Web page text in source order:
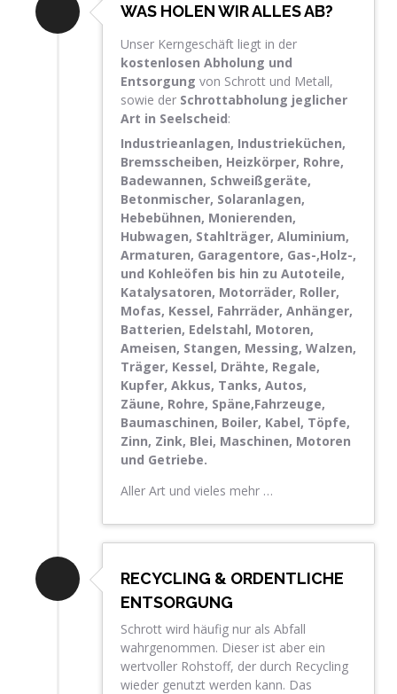
WAS HOLEN WIR ALLES AB?
Unser Kerngeschäft liegt in der
kostenlosen Abholung und
Entsorgung von Schrott und Metall,
sowie der Schrottabholung jeglicher
Art in Seelscheid:
Industrieanlagen, Industrieküchen,
Bremsscheiben, Heizkörper, Rohre,
Badewannen, Schweißgeräte,
Betonmischer, Solaranlagen,
Hebebühnen, Monierenden,
Hubwagen, Stahlträger, Aluminium,
Armaturen, Garagentore, Gas-,Holz-,
und Kohleöfen bis hin zu Autoteile,
Katalysatoren, Motorräder, Roller,
Mofas, Kessel, Fahrräder, Anhänger,
Batterien, Edelstahl, Motoren,
Ameisen, Stangen, Messing, Walzen,
Träger, Kessel, Drähte, Regale,
Kupfer, Akkus, Tanks, Autos,
Zäune, Rohre, Späne,Fahrzeuge,
Baumaschinen, Boiler, Kabel, Töpfe,
Zinn, Zink, Blei, Maschinen, Motoren
und Getriebe.
Aller Art und vieles mehr …
RECYCLING & ORDENTLICHE
ENTSORGUNG
Schrott wird häufig nur als Abfall
wahrgenommen. Dieser ist aber ein
wertvoller Rohstoff, der durch Recycling
wieder genutzt werden kann. Das